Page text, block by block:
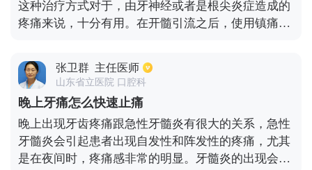
后再到医院进行拔牙手术。若是智齿周围发炎造成红
肿疼痛，可以及时选用生理盐水、双氧水冲洗后涂上
这种治疗方式对于，由牙神经或者是根尖炎症造成的
疼痛来说，十分有用。在开髓引流之后，使用镇痛的
下，病人不想做根管治疗，那么可以采用吃药的治疗
方式，但是，无法做到快速止疼，无论是吃疼药还是
消炎药，效果都很弱，因此，若想快速止痛，就应该
根管治疗，开髓放cp镇痛，对于牙髓炎，根尖炎来
说，能够快速止痛。还有其他情况，比如智齿发炎造
成的牙痛，当出现这种情况时，使用双氧水、生理盐
水，进行冲洗，在盲袋内上碘甘油，可以起到收敛作
张卫群 主任医师
山东省立医院 口腔科
晚上牙痛怎么快速止痛
晚上出现牙齿疼痛跟急性牙髓炎有很大的关系，急性
牙髓炎会引起患者出现自发性和阵发性的疼痛，尤其
是在夜间时，疼痛感非常的明显。牙髓炎的出现会造